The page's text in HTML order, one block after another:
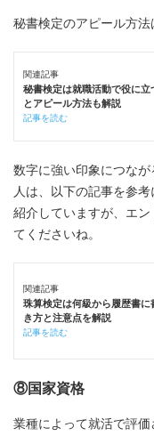
秘書検定のアピール方法
関連記事
秘書検定は就職活動で役に立
とアピール方法も解説
記事を読む
数字に強い印象につな
人は、以下の記事を参
紹介していますが、エ
てくださいね。
関連記事
珠算検定は何級から履歴書に
き方と注意点を解説
記事を読む
⑧国家資格
業種によって就活で評価